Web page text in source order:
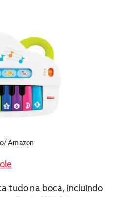
Amazon
tudo na boca, incluindo